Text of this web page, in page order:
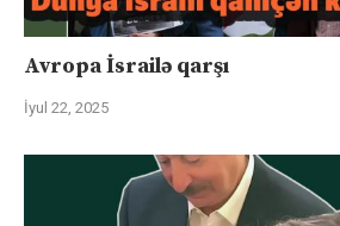
Avropa İsrailə qarşı
İyul 22, 2025